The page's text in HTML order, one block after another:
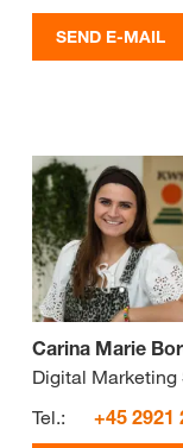
SEND E-MAIL
Carina Marie
Digital
Tel.:
+45 2921